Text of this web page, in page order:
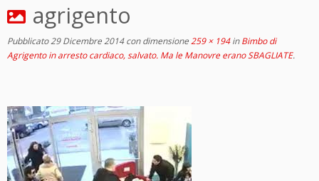
agrigento
Pubblicato29 Dicembre 2014con dimensione259 × 194inBimbo di
Agrigento in arresto cardiaco, salvato. Ma le Manovre erano SBAGLIATE.